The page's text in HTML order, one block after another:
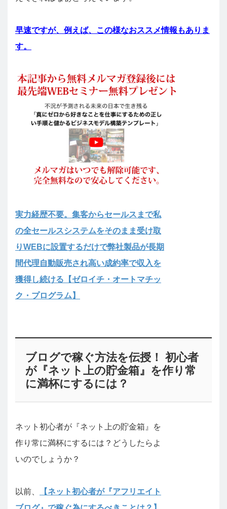
早速ですが、例えば、この様なおススメ情報もありま
す。
実力経歴不要。集客からセールスまで私
の全セールスシステムをそのまま受け取
りWEBに設置するだけで弊社製品が長期
間代理自動販売され高い成約率で収入を
獲得し続ける【ゼロイチ・オートマチッ
ク・プログラム】
ブログで稼ぐ方法を伝授！ 初心者
が『ネット上の貯金箱』を作り常
に満杯にするには？
ネット初心者が『ネット上の貯金箱』を
作り常に満杯にするには？どうしたらよ
いのでしょうか？
以前、
【ネット初心者が『アフリエイト